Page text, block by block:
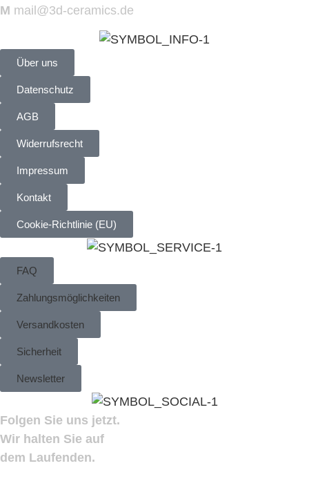
M mail@3d-ceramics.de
Über uns
Datenschutz
AGB
Widerrufsrecht
Impressum
Kontakt
Cookie-Richtlinie (EU)
FAQ
Zahlungsmöglichkeiten
Versandkosten
Sicherheit
Newsletter
Folgen Sie uns jetzt.
Wir halten Sie auf
dem Laufenden.